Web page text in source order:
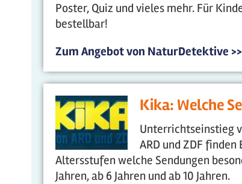
Poster, Quiz und vieles mehr. Für
bestellbar!
Zum Angebot von NaturDetektive >>
Kika: Welche
Unterrichtseinstieg
ARD und ZDF
Altersstufen welche Sendungen
Jahren, ab 6 Jahren und ab 10 Jahren.